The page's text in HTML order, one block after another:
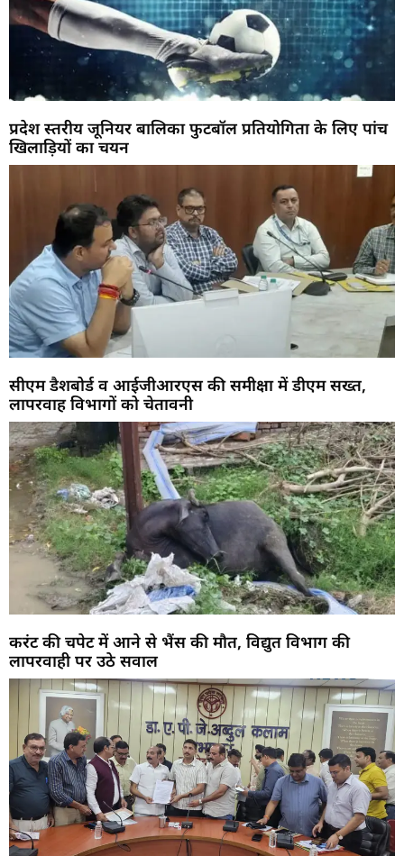
प्रदेश स्तरीय जूनियर बालिका फुटबॉल प्रतियोगिता के लिए पांच
खिलाड़ियों का चयन
सीएम डैशबोर्ड व आईजीआरएस की समीक्षा में डीएम सख्त,
लापरवाह विभागों को चेतावनी
करंट की चपेट में आने से भैंस की मौत, विद्युत विभाग की
लापरवाही पर उठे सवाल